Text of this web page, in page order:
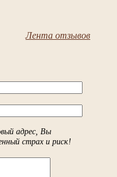
Лента отзывов
адрес, Вы
страх и риск!